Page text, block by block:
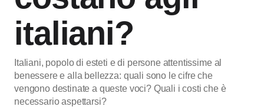
italiani?
Italiani, popolo di esteti e di persone attentissime al
benessere e alla bellezza: quali sono le cifre che
vengono destinate a queste voci? Quali i costi che è
necessario aspettarsi?